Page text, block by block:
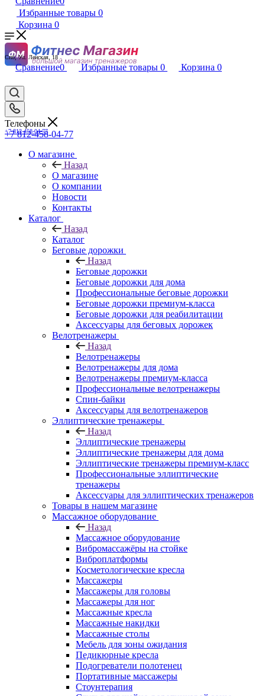
Избранные товары 0
Корзина 0
Спб, Ул. Ленская, 18
Сравнение0 Избранные товары 0 Корзина 0
+7 812-458-04-77
Телефоны
+7 812-458-04-77
О магазине
Назад
О магазине
О компании
Новости
Контакты
Каталог
Назад
Каталог
Беговые дорожки
Назад
Беговые дорожки
Беговые дорожки для дома
Профессиональные беговые дорожки
Беговые дорожки премиум-класса
Беговые дорожки для реабилитации
Аксессуары для беговых дорожек
Велотренажеры
Назад
Велотренажеры
Велотренажеры для дома
Велотренажеры премиум-класса
Профессиональные велотренажеры
Спин-байки
Аксессуары для велотренажеров
Эллиптические тренажеры
Назад
Эллиптические тренажеры
Эллиптические тренажеры для дома
Эллиптические тренажеры премиум-класс
Профессиональные эллиптические
тренажеры
Аксессуары для эллиптических тренажеров
Товары в нашем магазине
Массажное оборудование
Назад
Массажное оборудование
Вибромассажёры на стойке
Виброплатформы
Косметологические кресла
Массажеры
Массажеры для головы
Массажеры для ног
Массажные кресла
Массажные накидки
Массажные столы
Мебель для зоны ожидания
Педикюрные кресла
Подогреватели полотенец
Портативные массажеры
Стоунтерапия